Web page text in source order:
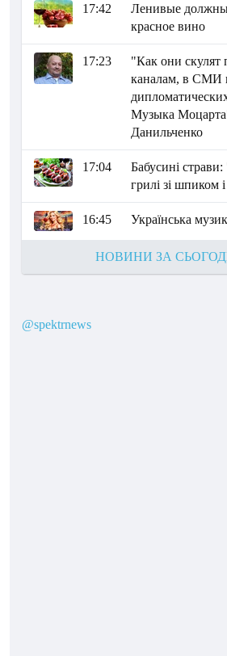
17:42
Ленивые
красное вино
17:23
"Как они скулят
каналам, в СМИ
Музыка
Данильченко
17:04
Бабусині
грилі зі шпиком
16:45 Українська
НОВИНИ ЗА
@spektrnews